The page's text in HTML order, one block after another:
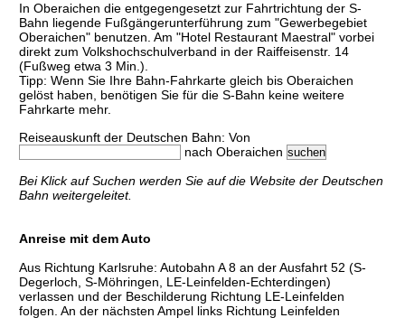
In Oberaichen die entgegengesetzt zur Fahrtrichtung der S-
Bahn liegende Fußgängerunterführung zum "Gewerbegebiet
Oberaichen" benutzen. Am "Hotel Restaurant Maestral" vorbei
direkt zum Volkshochschulverband in der Raiffeisenstr. 14
(Fußweg etwa 3 Min.).
Tipp: Wenn Sie Ihre Bahn-Fahrkarte gleich bis Oberaichen
gelöst haben, benötigen Sie für die S-Bahn keine weitere
Fahrkarte mehr.
Reiseauskunft der Deutschen Bahn: Von
nach Oberaichen
Bei Klick auf Suchen werden Sie auf die Website der Deutschen
Bahn weitergeleitet.
Anreise mit dem Auto
Aus Richtung Karlsruhe: Autobahn A 8 an der Ausfahrt 52 (S-
Degerloch, S-Möhringen, LE-Leinfelden-Echterdingen)
verlassen und der Beschilderung Richtung LE-Leinfelden
folgen. An der nächsten Ampel links Richtung Leinfelden